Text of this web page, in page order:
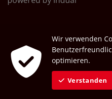
Wir verwenden
optimieren.
Verstanden